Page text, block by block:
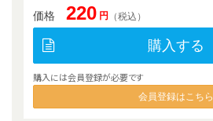
価格 220 円 （税込）
購入する
購入には会員登録が必要です
会員登録はこちら